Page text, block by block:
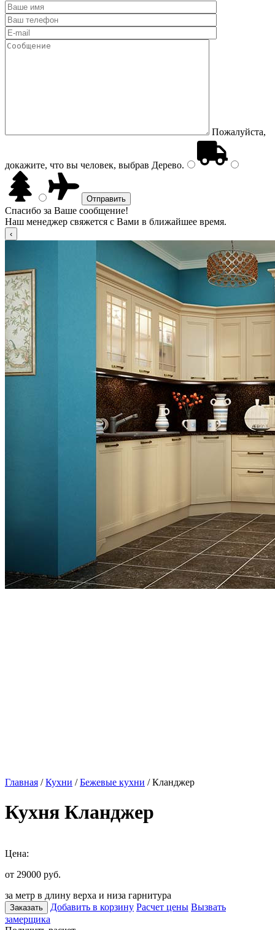
Пожалуйста,
докажите, что вы человек, выбрав Дерево.
Спасибо за Ваше сообщение!
Наш менеджер свяжется с Вами в ближайшее время.
Главная /Кухни /Бежевые кухни / Кланджер
Кухня Кланджер
Цена:
от 29000 руб.
за метр в длину верха и низа гарнитура
Заказать Добавить в корзину Расчет цены Вызвать
замерщика